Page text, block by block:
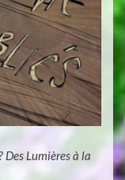
Des Lumières à la